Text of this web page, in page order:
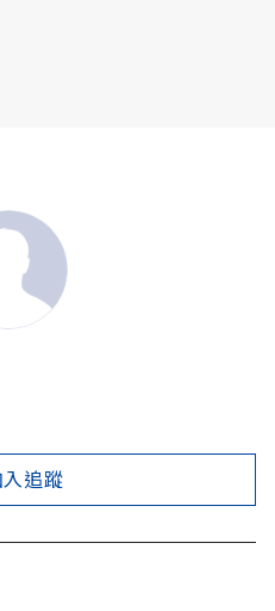
追蹤